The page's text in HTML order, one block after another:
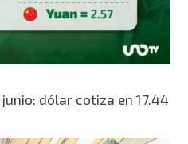
dólar cotiza en 17.44